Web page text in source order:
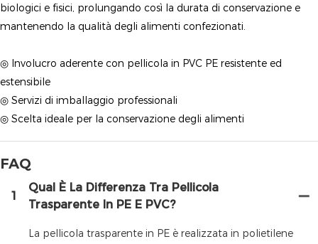
biologici e fisici, prolungando così la durata di conservazione e
mantenendo la qualità degli alimenti confezionati.
◎ Involucro aderente con pellicola in PVC PE resistente ed
estensibile
◎ Servizi di imballaggio professionali
◎ Scelta ideale per la conservazione degli alimenti
FAQ
1
Qual È La Differenza Tra Pellicola
Trasparente In PE E PVC?
La pellicola trasparente in PE è realizzata in polietilene